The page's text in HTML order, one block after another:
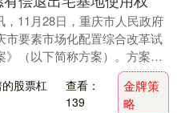
，11月28日，重庆市人民政府
市要素市场化配置综合改革试
》（以下简称方案）。方案指
村资源要素。构建全市统一的
....股票杠
查看：
139
金牌策
略